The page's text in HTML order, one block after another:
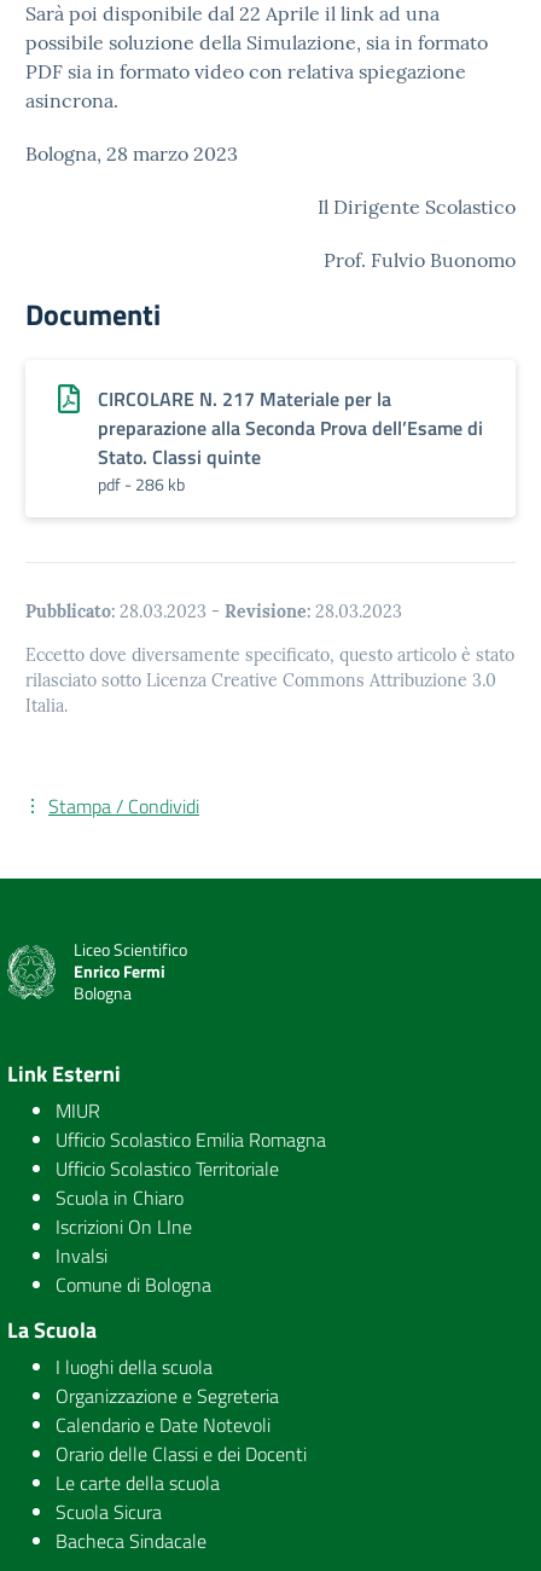
Sarà poi disponibile dal 22 Aprile il link ad una
possibile soluzione della Simulazione, sia in formato
PDF sia in formato video con relativa spiegazione
asincrona.
Bologna, 28 marzo 2023
Il Dirigente Scolastico
Prof. Fulvio Buonomo
Documenti
CIRCOLARE N. 217 Materiale per la
preparazione alla Seconda Prova dell’Esame di
Stato. Classi quinte
pdf - 286 kb
Pubblicato: 28.03.2023 - Revisione: 28.03.2023
Eccetto dove diversamente specificato, questo articolo è stato
rilasciato sotto Licenza Creative Commons Attribuzione 3.0
Italia.
Stampa / Condividi
Liceo Scientifico
Enrico Fermi
Bologna
Link Esterni
MIUR
Ufficio Scolastico Emilia Romagna
Ufficio Scolastico Territoriale
Scuola in Chiaro
Iscrizioni On LIne
Invalsi
Comune di Bologna
La Scuola
I luoghi della scuola
Organizzazione e Segreteria
Calendario e Date Notevoli
Orario delle Classi e dei Docenti
Le carte della scuola
Scuola Sicura
Bacheca Sindacale